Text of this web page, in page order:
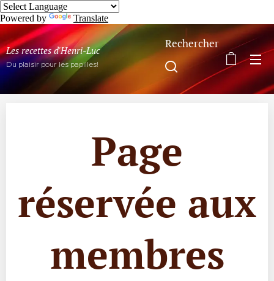
Powered by Translate
Les recettes d'Henri-Luc
Du plaisir pour les papilles!
Rechercher
Page
réservée aux
membres